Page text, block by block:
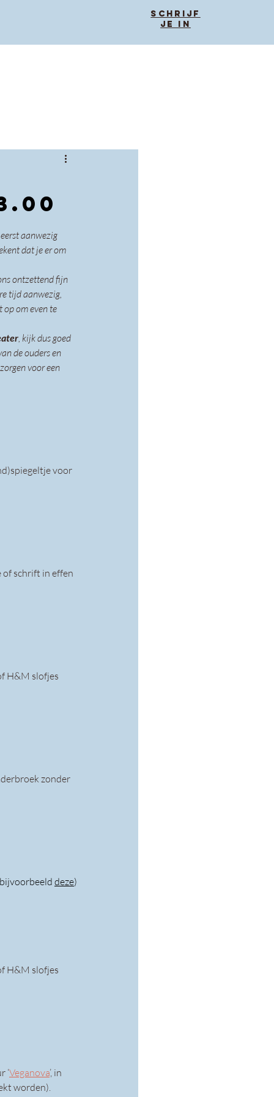
Schrijf
je in
aanwezig
dat je er om
ontzettend fijn
tijd aanwezig,
op om even te
, kijk dus goed
de ouders en
voor een
voor
schrift in effen
H&M slofjes
zonder
deze)
H&M slofjes
‘Veganova’, in
worden).